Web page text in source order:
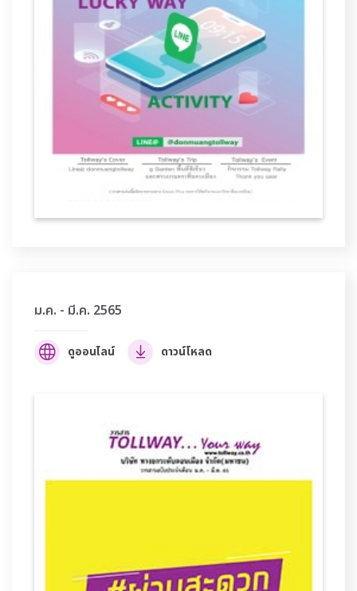
ม.ค. - มี.ค. 2565
ดูออนไลน์ ดาวน์โหลด